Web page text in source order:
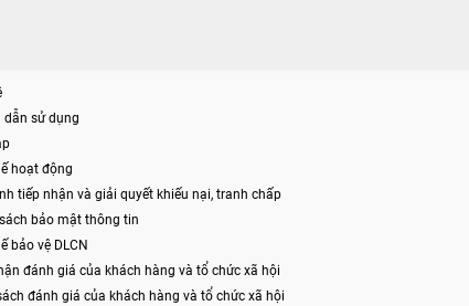
dẫn sử dụng
hoạt động
tiếp nhận và giải quyết khiếu nại, tranh chấp
bảo mật thông tin
bảo vệ DLCN
đánh giá của khách hàng và tổ chức xã hội
đánh giá của khách hàng và tổ chức xã hội